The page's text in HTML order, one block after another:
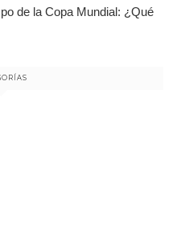
de la Copa Mundial: ¿Qué